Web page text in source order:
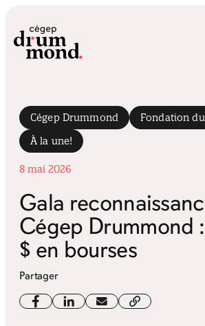
Cégep Drummond
Fondation
À la une!
8 mai 2026
Gala
Cégep Drummond
$ en bourses
Partager